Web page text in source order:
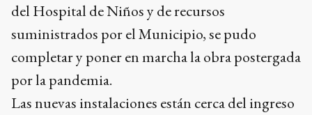
del Hospital de Niños y de recursos
suministrados por el Municipio, se pudo
completar y poner en marcha la obra postergada
por la pandemia.
Las nuevas instalaciones están cerca del ingreso